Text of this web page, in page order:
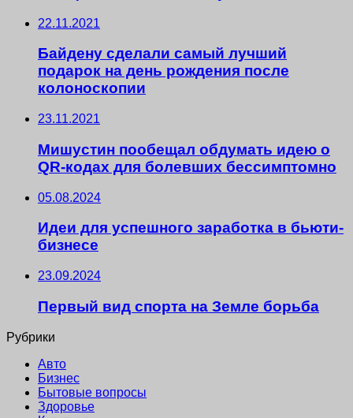
22.11.2021
Байдену сделали самый лучший
подарок на день рождения после
колоноскопии
23.11.2021
Мишустин пообещал обдумать идею о
QR-кодах для болевших бессимптомно
05.08.2024
Идеи для успешного заработка в бьюти-
бизнесе
23.09.2024
Первый вид спорта на Земле борьба
Рубрики
Авто
Бизнес
Бытовые вопросы
Здоровье